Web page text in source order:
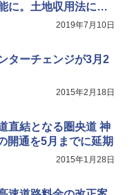
に。土地収用法に基
2019年7月10日
ターチェンジが3月2
2015年2月18日
直結となる圏央道 神
開通を5月までに延期
2015年1月28日